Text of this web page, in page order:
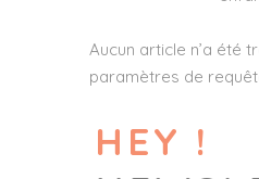
Aucun article n’a été
paramètres de
HEY !